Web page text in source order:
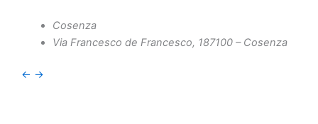
Cosenza
Via Francesco de Francesco, 187100 – Cosenza
← →